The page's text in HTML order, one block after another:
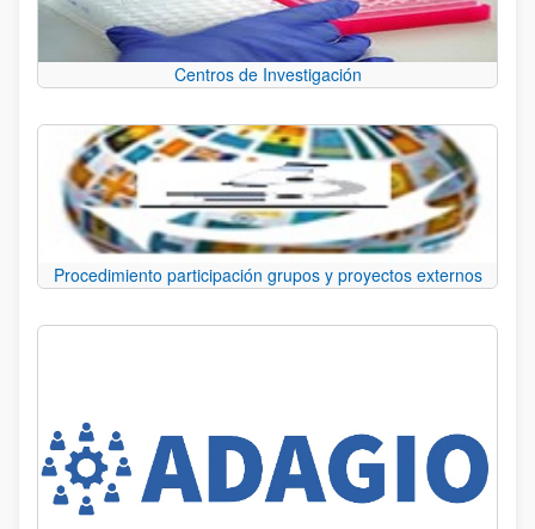
Centros de Investigación
Procedimiento participación grupos y proyectos externos